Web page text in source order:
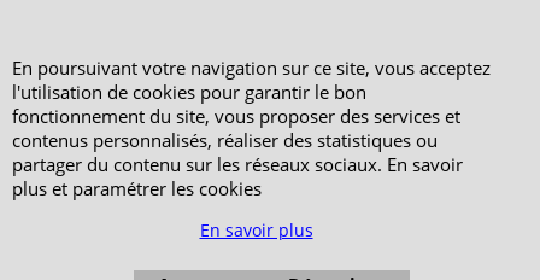
En poursuivant votre navigation sur ce site, vous acceptez
l'utilisation de cookies pour garantir le bon
fonctionnement du site, vous proposer des services et
contenus personnalisés, réaliser des statistiques ou
partager du contenu sur les réseaux sociaux. En savoir
plus et paramétrer les cookies
En savoir plus